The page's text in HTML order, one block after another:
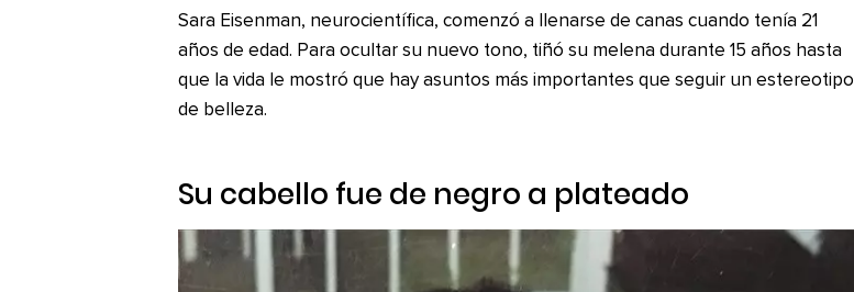
Sara Eisenman, neurocientífica, comenzó a llenarse de canas cuando tenía 21
años de edad. Para ocultar su nuevo tono, tiñó su melena durante 15 años hasta
que la vida le mostró que hay asuntos más importantes que seguir un estereotipo
de belleza.
Su cabello fue de negro a plateado